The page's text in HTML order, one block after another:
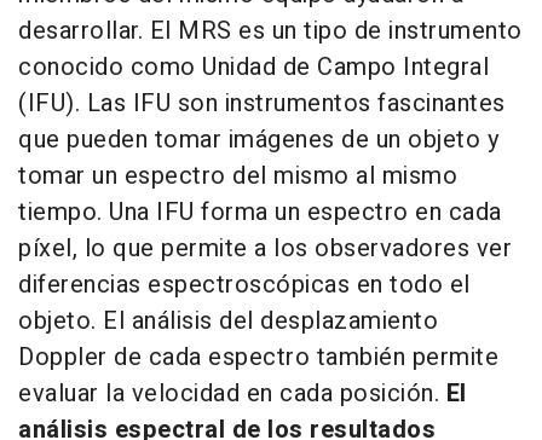
desarrollar. El MRS es un tipo de instrumento
conocido como Unidad de Campo Integral
(IFU). Las IFU son instrumentos fascinantes
que pueden tomar imágenes de un objeto y
tomar un espectro del mismo al mismo
tiempo. Una IFU forma un espectro en cada
píxel, lo que permite a los observadores ver
diferencias espectroscópicas en todo el
objeto. El análisis del desplazamiento
Doppler de cada espectro también permite
evaluar la velocidad en cada posición. El
análisis espectral de los resultados